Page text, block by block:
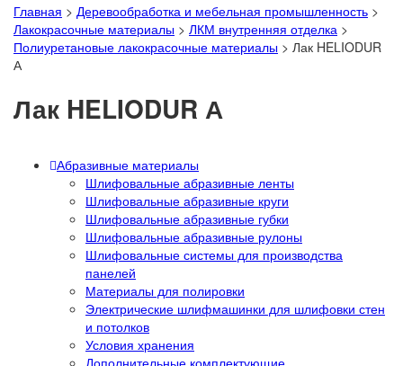
Главная > Деревообработка и мебельная промышленность >
Лакокрасочные материалы > ЛКМ внутренняя отделка >
Полиуретановые лакокрасочные материалы > Лак HELIODUR
А
Лак HELIODUR А
Абразивные материалы
Шлифовальные абразивные ленты
Шлифовальные абразивные круги
Шлифовальные абразивные губки
Шлифовальные абразивные рулоны
Шлифовальные системы для производства
панелей
Материалы для полировки
Электрические шлифмашинки для шлифовки стен
и потолков
Условия хранения